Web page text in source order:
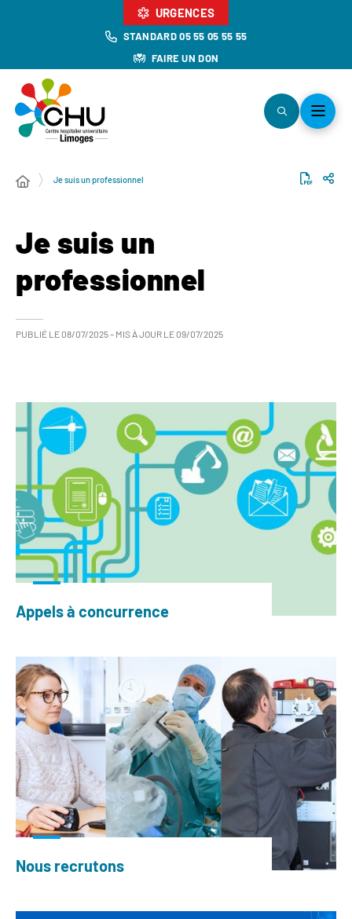
STANDARD 05 55 05 55 55
FAIRE UN DON
URGENCES
Je suis un professionnel
Je suis un
professionnel
PUBLIÉ LE 08/07/2025– MIS À JOUR LE 09/07/2025
Appels à concurrence
Nous recrutons